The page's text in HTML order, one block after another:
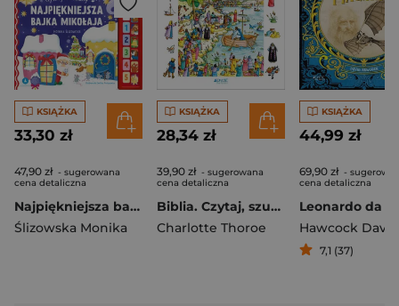
KSIĄŻKA
33,30 zł
47,90 zł - sugerowana
cena detaliczna
Najpiękniejsza bajka Mikołaja. Czytamy i słuchamy
Ślizowska Monika
KSIĄŻKA
28,34 zł
39,90 zł - sugerowana
cena detaliczna
Biblia. Czytaj, szukaj, odkrywaj
Charlotte Thoroe
KSIĄŻKA
44,99 zł
69,90 zł -
cena detaliczna
Leonardo da
Hawcock David
7,1 (37)